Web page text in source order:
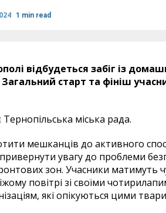
1 min read
відбудеться забіг із
старт та фініш
міська рада.
мешканців до активного
увагу до проблеми
зон. Учасники матимуть
повітрі зі своїми
які опікуються цими